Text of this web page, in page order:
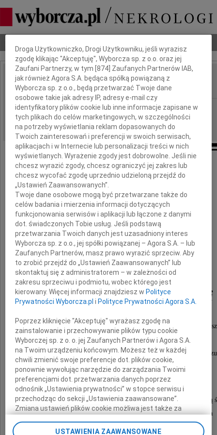
IMIĘ I NAZWISKO: Jerzy Baranowski
REGION: cała Polska
DATA EMISJI: 06.11.2009
Z głębokim żalem zawiadamiamy,
że w dniu 28 października 2009 roku
zmarł w wieku 84 lat
mój najdroższy Mąż,
kochany Ojciec, Dziadek, Brat, Teść i Wujek
dr Jerzy Baranowski
lek. med., powstaniec warszawski z Batalionu
emerytowany płk LWP, długoletni lekarz
m.in. w Poznaniu, w Kamieńcu Wlkp. i w
Uroczystości pogrzebowe rozpoczną się
w dniu 18 listopada 2009 roku o godzinie 8.15 mszą
w kościele o. Pallotynów pw. św. Wawrzyńca
przy ul. Przybyszewskiego 30 w Poznaniu.
Dbamy o Twoją prywatność
Droga Użytkowniczko, Drogi Użytkowniku, jeśli wyrazisz
zgodę klikając "Akceptuję", Wyborcza sp. z o.o. oraz jej
Zaufani Partnerzy, w tym [874 ] Zaufanych Partnerów IAB,
jak również Agora S.A. będąca spółką powiązaną z
Wyborcza sp. z o.o., będą przetwarzać Twoje dane
osobowe takie jak adresy IP, adresy e-mail czy
identyfikatory plików cookie lub inne informacje zapisane w
tych plikach do celów marketingowych, w szczególności
na potrzeby wyświetlania reklam dopasowanych do
Twoich zainteresowań i preferencji w swoich serwisach,
aplikacjach i w Internecie lub personalizacji treści w nich
wyświetlanych. Wyrażenie zgody jest dobrowolne. Jeśli nie
chcesz wyrazić zgody, chcesz ograniczyć jej zakres lub
chcesz wycofać zgodę uprzednio udzieloną przejdź do
„Ustawień Zaawansowanych”.
Twoje dane osobowe mogą być przetwarzane także do
celów badania i mierzenia informacji dotyczących
funkcjonowania serwisów i aplikacji lub łączone z danymi
dot. świadczonych Tobie usług. Jeśli podstawą
przetwarzania Twoich danych jest uzasadniony interes
Wyborcza sp. z o.o., jej spółki powiązanej – Agora S.A. – lub
Zaufanych Partnerów, masz prawo wyrazić sprzeciw. Aby
to zrobić przejdź do „Ustawień Zaawansowanych” lub
skontaktuj się z administratorem – w zależności od
zakresu sprzeciwu i podmiotu, wobec którego jest
kierowany. Więcej informacji znajdziesz w Polityce
Prywatności Wyborcza.pl i Polityce Prywatności Agora S.A.
Poprzez kliknięcie "Akceptuję" wyrażasz zgodę na
zainstalowanie i przechowywanie plików typu cookie
Wyborczej sp. z o. o. jej Zaufanych Partnerów i Agora S.A.
na Twoim urządzeniu końcowym. Możesz też w każdej
chwili zmienić swoje preferencje dot. plików cookie,
ponownie wywołując narzędzie do zarządzania Twoimi
preferencjami dot. przetwarzania danych poprzez
odnośnik „Ustawienia prywatności” w stopce serwisu i
przechodząc do sekcji „Ustawienia zaawansowane”.
Zmiana ustawień plików cookie możliwa jest także za
USTAWIENIA ZAAWANSOWANE